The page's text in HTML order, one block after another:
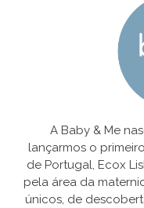
A Baby & Me
lançarmos o
de Portugal, Ecox
pela área da
únicos, de